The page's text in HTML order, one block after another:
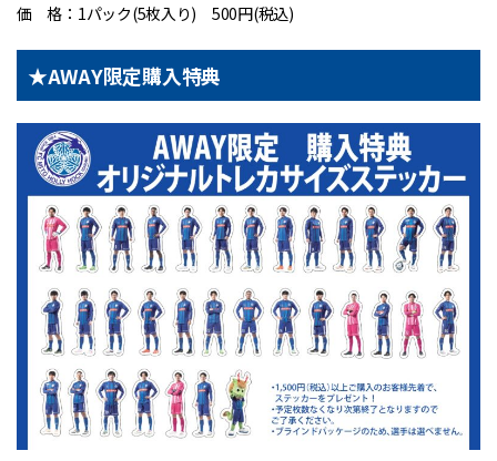
価 格：1パック(5枚入り) 500円(税込)
★AWAY限定購入特典